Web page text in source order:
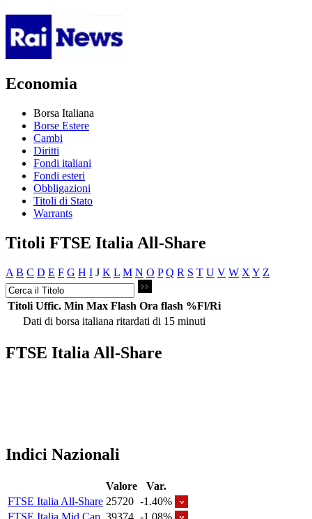
Economia
Borsa Italiana
Borse Estere
Cambi
Diritti
Fondi italiani
Fondi esteri
Obbligazioni
Titoli di Stato
Warrants
Titoli FTSE Italia All-Share
A B C D E F G H I J K L M N O P Q R S T U V W X Y Z
Titoli Uffic. Min Max Flash Ora flash %Fl/Ri
Dati di borsa italiana ritardati di 15 minuti
FTSE Italia All-Share
Indici Nazionali
Valore
Var.
FTSE Italia All-Share 25720 -1.40%